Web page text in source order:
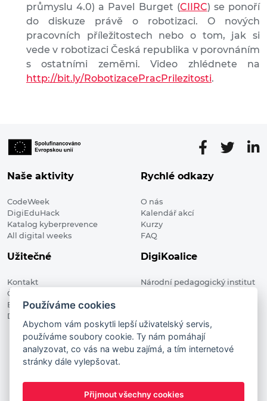
průmyslu 4.0) a Pavel Burget (CIIRC) se ponoří
do diskuze právě o robotizaci. O nových
pracovních příležitostech nebo o tom, jak si
vede v robotizaci Česká republika v porovnáním
s ostatními zeměmi. Video zhlédnete na
http://bit.ly/RobotizacePracPrilezitosti.
Naše aktivity
CodeWeek
DigiEduHack
Katalog kyberprevence
All digital weeks
Rychlé odkazy
O nás
Kalendář akcí
Kurzy
FAQ
Užitečné
Kontakt
Členské organizace
Blog
Digitalizace ve vzdělávání
DigiKoalice
Národní pedagogický institut
DigiKoalice 2021. All rights reserved
Vstup do administrace
This project has received funding from the European
Commission Innovation and Networks Executive Agency (now
Používáme cookies
Abychom vám poskytli lepší uživatelský servis,
používáme soubory cookie. Ty nám pomáhají
analyzovat, co vás na webu zajímá, a tím internetové
stránky dále vylepšovat.
Přijmout všechny cookies